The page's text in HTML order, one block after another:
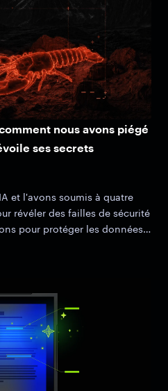
nous avons piégé
ses secrets
et l'avons soumis à quatre
révéler des failles de sécurité
pour protéger les données